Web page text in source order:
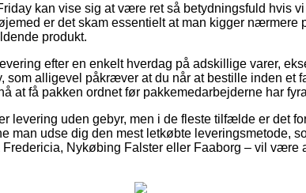
kan vise sig at være ret så betydningsfuld hvis
er det skam essentielt at man kigger nærmere
produkt.
efter en enkelt hverdag på adskillige varer,
som alligevel påkræver at du når at bestille inden et
at få pakken ordnet før pakkemedarbejderne har
levering uden gebyr, men i de fleste tilfælde er det
man udse dig den mest letkøbte leveringsmetode,
Nykøbing Falster eller Faaborg – vil være